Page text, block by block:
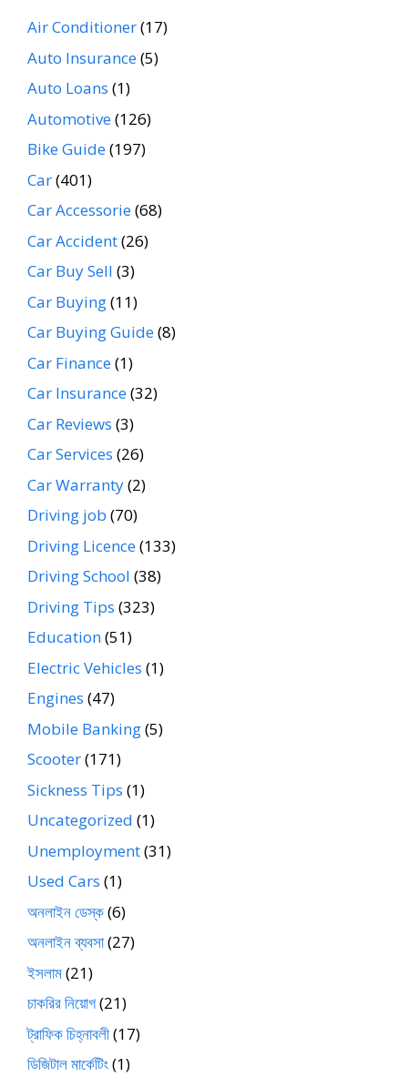
Air Conditioner(17)
Auto Insurance(5)
Auto Loans (1)
Automotive(126)
Bike Guide(197)
Car(401)
Car Accessorie(68)
Car Accident(26)
Car Buy Sell (3)
Car Buying(11)
Car Buying Guide(8)
Car Finance(1)
Car Insurance(32)
Car Reviews (3)
Car Services (26)
Car Warranty(2)
Driving job (70)
Driving Licence(133)
Driving School (38)
Driving Tips (323)
Education(51)
Electric Vehicles (1)
Engines (47)
Mobile Banking(5)
Scooter(171)
Sickness Tips (1)
Uncategorized (1)
Unemployment(31)
Used Cars (1)
অনলাইন ডেস্ক(6)
অনলাইন ব্যবসা(27)
ইসলাম(21)
চাকরির নিয়োগ(21)
ট্রাফিক চিহ্নাবলী(17)
ডিজিটাল মার্কেটিং(1)